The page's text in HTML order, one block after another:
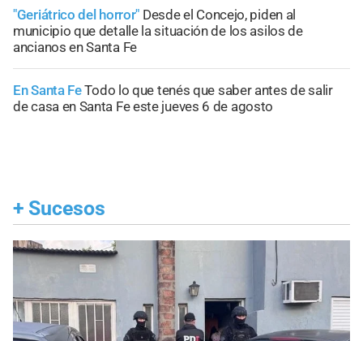
"Geriátrico del horror" Desde el Concejo, piden al
municipio que detalle la situación de los asilos de
ancianos en Santa Fe
En Santa FeTodo lo que tenés que saber antes de salir
de casa en Santa Fe este jueves 6 de agosto
+ Sucesos